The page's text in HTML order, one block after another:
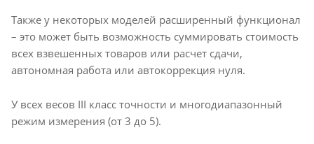
Также у некоторых моделей расширенный функционал
– это может быть возможность суммировать стоимость
всех взвешенных товаров или расчет сдачи,
автономная работа или автокоррекция нуля.
У всех весов III класс точности и многодиапазонный
режим измерения (от 3 до 5).